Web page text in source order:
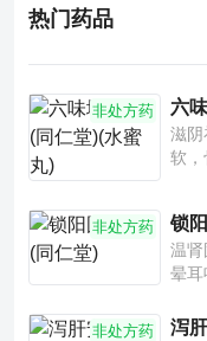
热门药品
非处方药 六
滋阴
软，
非处方药 锁
温肾
晕耳
非处方药 泻